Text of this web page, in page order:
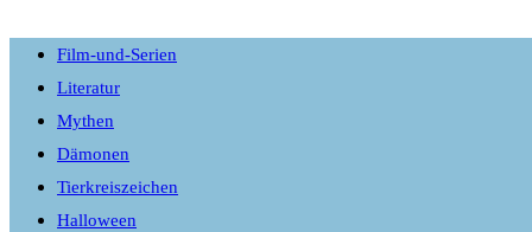
Film-und-Serien
Literatur
Mythen
Dämonen
Tierkreiszeichen
Halloween